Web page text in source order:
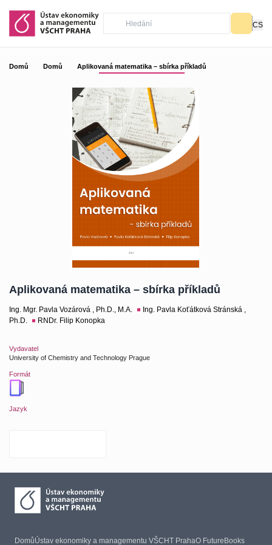
CS
Domů Domů Aplikovaná matematika – sbírka příkladů
Aplikovaná matematika – sbírka příkladů
Ing. Mgr. Pavla Vozárová , Ph.D., M.A.
Ing. Pavla Koťátková Stránská ,
Ph.D.
RNDr. Filip Konopka
Vydavatel
University of Chemistry and Technology Prague
Formát
Jazyk
DomůÚstav ekonomiky a managementu VŠCHT PrahaO FutureBooks